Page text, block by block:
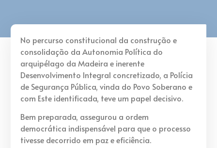
No percurso constitucional da construção e
consolidação da Autonomia Política do
arquipélago da Madeira e inerente
Desenvolvimento Integral concretizado, a Polícia
de Segurança Pública, vinda do Povo Soberano e
com Este identificada, teve um papel decisivo.
Bem preparada, assegurou a ordem
democrática indispensável para que o processo
tivesse decorrido em paz e eficiência.